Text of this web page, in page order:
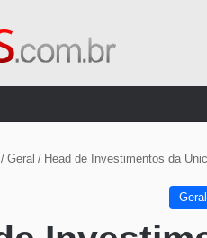
/ Geral / Head de Investimentos da
Geral